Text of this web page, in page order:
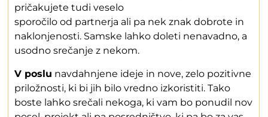
pričakujete tudi veselo
sporočilo od partnerja ali pa nek znak dobrote in
naklonjenosti. Samske lahko doleti nenavadno, a
usodno srečanje z nekom.
V poslu navdahnjene ideje in nove, zelo pozitivne
priložnosti, ki bi jih bilo vredno izkoristiti. Tako
boste lahko srečali nekoga, ki vam bo ponudil nov